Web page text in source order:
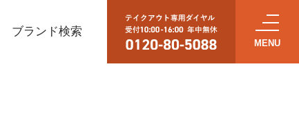
ブランド検索